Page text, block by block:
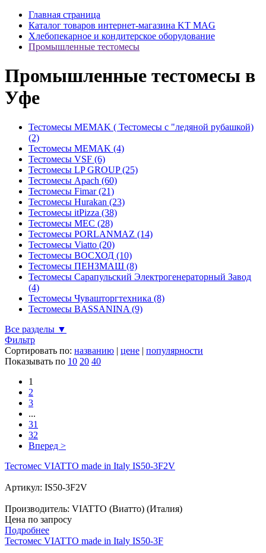
Главная страница
Каталог товаров интернет-магазина KT MAG
Хлебопекарное и кондитерское оборудование
Промышленные тестомесы
Промышленные тестомесы в
Уфе
Тестомесы MEMAK ( Тестомесы с "ледяной рубашкой)
(2)
Тестомесы MEMAK (4)
Тестомесы VSF (6)
Тестомесы LP GROUP (25)
Тестомесы Apach (60)
Тестомесы Fimar (21)
Тестомесы Hurakan (23)
Тестомесы itPizza (38)
Тестомесы MEC (28)
Тестомесы PORLANMAZ (14)
Тестомесы Viatto (20)
Тестомесы ВОСХОД (10)
Тестомесы ПЕНЗМАШ (8)
Тестомесы Сарапульский Электрогенераторный Завод
(4)
Тестомесы Чувашторгтехника (8)
Тестомесы BASSANINA (9)
Все разделы ▼
Фильтр
Сортировать по: названию | цене | популярности
Показывать по 10 20 40
1
2
3
...
31
32
Вперед >
Тестомес VIATTO made in Italy IS50-3F2V
Артикул: IS50-3F2V
Производитель: VIATTO (Виатто) (Италия)
Цена по запросу
Подробнее
Тестомес VIATTO made in Italy IS50-3F